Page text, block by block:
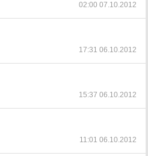
02:00 07.10.2012
17:31 06.10.2012
15:37 06.10.2012
11:01 06.10.2012